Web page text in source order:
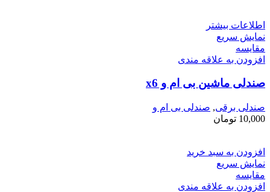
اطلاعات بیشتر
نمایش سریع
مقايسه
افزودن به علاقه مندی
صندلی ماشین بی ام و x6
صندلی برقی, صندلی بی ام و
10,000 تومان
افزودن به سبد خرید
نمایش سریع
مقايسه
افزودن به علاقه مندی